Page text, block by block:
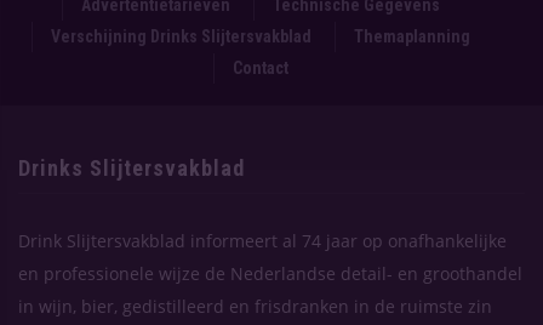
Advertentietarieven
Technische Gegevens
Verschijning Drinks Slijtersvakblad
Themaplanning
Contact
Drinks Slijtersvakblad
Drink Slijtersvakblad informeert al 74 jaar op onafhankelijke
en professionele wijze de Nederlandse detail- en groothandel
in wijn, bier, gedistilleerd en frisdranken in de ruimste zin